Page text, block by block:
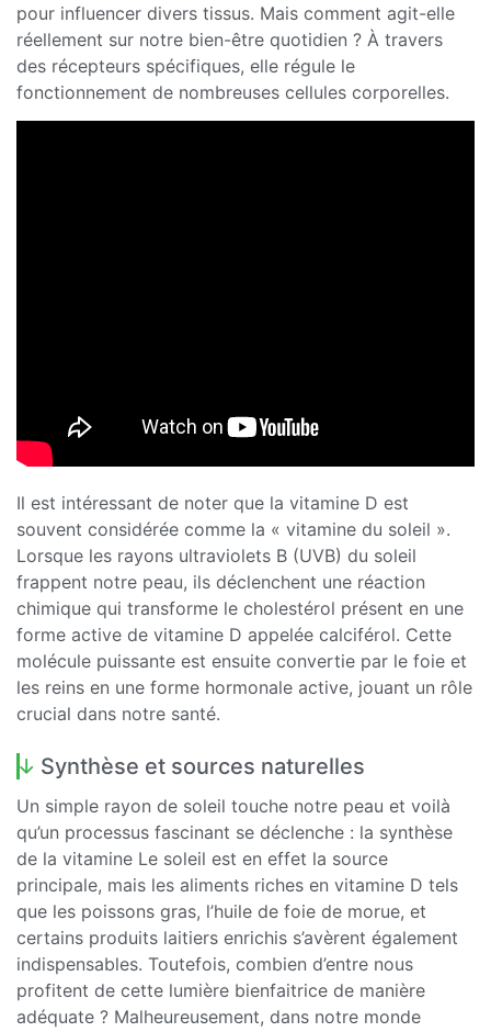
pour influencer divers tissus. Mais comment agit-elle
réellement sur notre bien-être quotidien ? À travers
des récepteurs spécifiques, elle régule le
fonctionnement de nombreuses cellules corporelles.
Il est intéressant de noter que la vitamine D est
souvent considérée comme la « vitamine du soleil ».
Lorsque les rayons ultraviolets B (UVB) du soleil
frappent notre peau, ils déclenchent une réaction
chimique qui transforme le cholestérol présent en une
forme active de vitamine D appelée calciférol. Cette
molécule puissante est ensuite convertie par le foie et
les reins en une forme hormonale active, jouant un rôle
crucial dans notre santé.
Synthèse et sources naturelles
Un simple rayon de soleil touche notre peau et voilà
qu’un processus fascinant se déclenche : la synthèse
de la vitamine Le soleil est en effet la source
principale, mais les aliments riches en vitamine D tels
que les poissons gras, l’huile de foie de morue, et
certains produits laitiers enrichis s’avèrent également
indispensables. Toutefois, combien d’entre nous
profitent de cette lumière bienfaitrice de manière
adéquate ? Malheureusement, dans notre monde